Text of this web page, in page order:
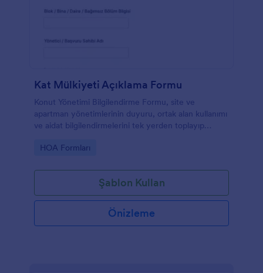
Kat Mülkiyeti Açıklama Formu
Konut Yönetimi Bilgilendirme Formu, site ve
apartman yönetimlerinin duyuru, ortak alan kullanımı
ve aidat bilgilendirmelerini tek yerden toplayıp
kolaylaştırmasına yardımcı olur.
Go to Category:
HOA Formları
Şablon Kullan
Önizleme